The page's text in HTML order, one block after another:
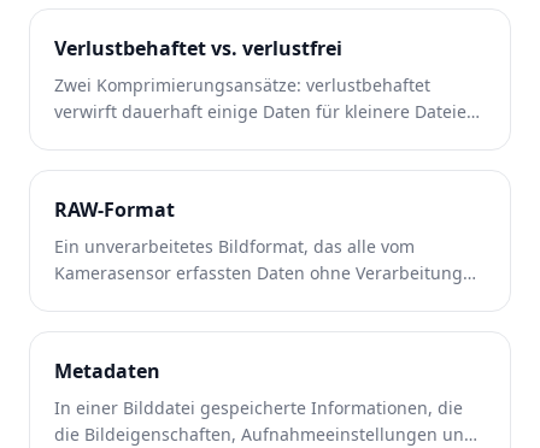
Verlustbehaftet vs. verlustfrei
Zwei Komprimierungsansätze: verlustbehaftet
verwirft dauerhaft einige Daten für kleinere Dateien;
RAW-Format
Ein unverarbeitetes Bildformat, das alle vom
Kamerasensor erfassten Daten ohne Verarbeitung
Metadaten
In einer Bilddatei gespeicherte Informationen, die
die Bildeigenschaften, Aufnahmeeinstellungen und